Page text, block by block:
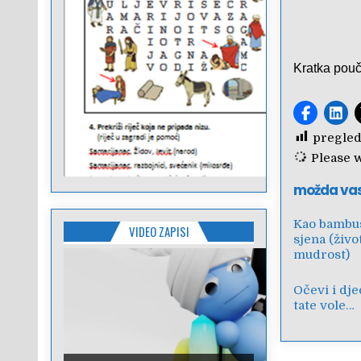
Kratka
Please
možda
Kao
sjena
mudrost)
Očevi i
tate vole…
VIDEO ZAPISI